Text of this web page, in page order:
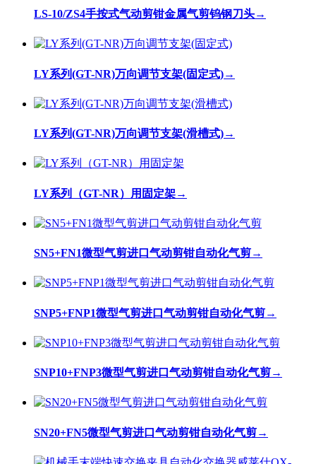
LS-10/ZS4手按式气动剪钳金属气剪钨钢刀头→
LY系列(GT-NR)万向调节支架(固定式)→
LY系列(GT-NR)万向调节支架(滑槽式)→
LY系列（GT-NR）用固定架→
SN5+FN1微型气剪进口气动剪钳自动化气剪→
SNP5+FNP1微型气剪进口气动剪钳自动化气剪→
SNP10+FNP3微型气剪进口气动剪钳自动化气剪→
SN20+FN5微型气剪进口气动剪钳自动化气剪→